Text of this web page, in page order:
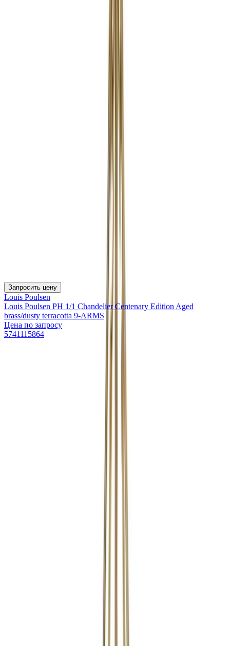
Запросить цену
Louis Poulsen
Louis Poulsen PH 1/1 Chandelier Centenary Edition Aged
brass/dusty terracotta 9-ARMS
Цена по запросу
5741115864